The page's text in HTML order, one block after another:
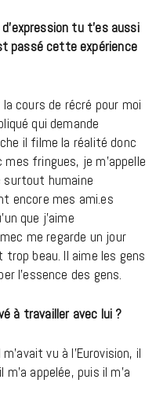
tu t’es aussi
passé cette expérience
la cours de récré pour moi
qui demande
il filme la réalité donc
mes fringues, je m’appelle
surtout humaine
encore mes ami.es
que j’aime
me regarde un jour
beau. Il aime les gens
l’essence des gens.
à travailler avec lui ?
vu à l’Eurovision, il
appelée, puis il m’a